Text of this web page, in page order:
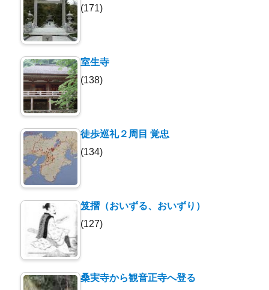
(171)
室生寺
(138)
徒歩巡礼２周目 覚忠
(134)
笈摺（おいずる、おいずり）
(127)
桑実寺から観音正寺へ登る